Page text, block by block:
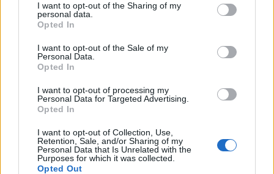
not limited to your visit or usage behaviour. You may click to
grant or deny consent to Google and its third-party tags to
use your data for below specified purposes in below Google
consent section.
I want to opt-out of the Sharing of my
personal data.
Opted In
I want to opt-out of the Sale of my
Personal Data.
Opted In
I want to opt-out of processing my
Personal Data for Targeted Advertising.
Opted In
I want to opt-out of Collection, Use,
Retention, Sale, and/or Sharing of my
Personal Data that Is Unrelated with the
Purposes for which it was collected.
Opted Out
Πηγή: ΑΠΕ-ΜΠΕ